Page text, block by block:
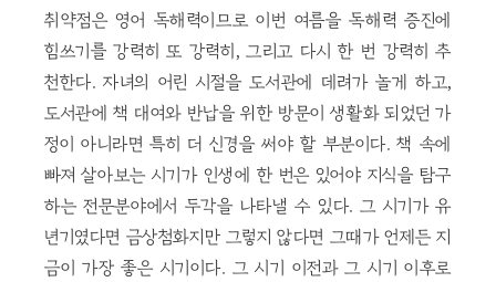
취약점은 영어 독해력이므로 이번 여름을 독해력 증진에
힘쓰기를 강력히 또 강력히, 그리고 다시 한 번 강력히 추
천한다. 자녀의 어린 시절을 도서관에 데려가 놀게 하고,
도서관에 책 대여와 반납을 위한 방문이 생활화 되었던 가
정이 아니라면 특히 더 신경을 써야 할 부분이다. 책 속에
빠져 살아보는 시기가 인생에 한 번은 있어야 지식을 탐구
하는 전문분야에서 두각을 나타낼 수 있다. 그 시기가 유
년기였다면 금상첨화지만 그렇지 않다면 그때가 언제든 지
금이 가장 좋은 시기이다. 그 시기 이전과 그 시기 이후로